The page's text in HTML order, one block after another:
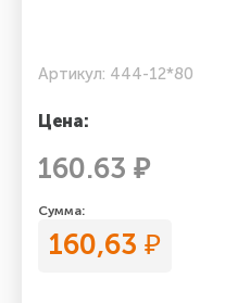
Артикул: 444-12*80
Цена:
160.63 ₽
Сумма:
160,63 ₽